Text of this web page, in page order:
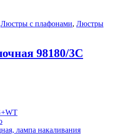
Люстры с плафонами, Люстры
98180/3C
лампа накаливания